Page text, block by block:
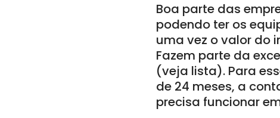
Boa parte das
podendo ter os
uma vez o valor do
Fazem parte da
(veja lista). Para
de 24 meses, a
precisa funcionar